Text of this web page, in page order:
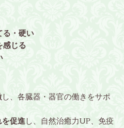
る・硬い
感じる
し、各臓器・器官の働きをサポ
促進し、自然治癒力UP、免疫